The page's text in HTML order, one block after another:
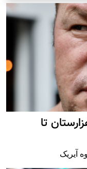
تا
آیریک